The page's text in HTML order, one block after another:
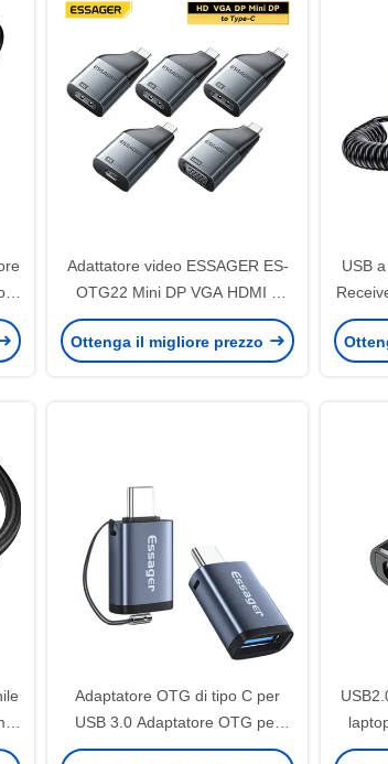
Adattatore video ESSAGER ES-
OTG22 Mini DP VGA HDMI a
USB Tipo C 8K 4K 1080P 60Hz
30Hz
Ottenga il migliore prezzo
USB
Adaptatore OTG di tipo C per
USB 3.0 Adaptatore OTG per
trasferimento dati a 5 Gbps
rapida